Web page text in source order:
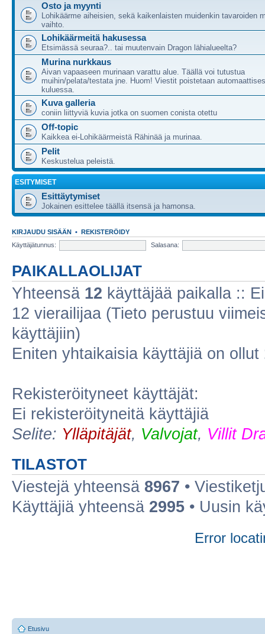
Osto ja myynti
Lohikäärme aiheisien, sekä kaikenlaisten muidenkin tavaroiden
vaihto.
Lohikäärmeitä hakusessa
Etsimässä seuraa?.. tai muutenvain Dragon lähialueelta?
Murina nurkkaus
Aivan vapaaseen murinaan varattu alue. Täällä voi tutustua
muihin/pelata/testata jne. Huom! Viestit poistetaan
kuluessa.
Kuva galleria
coniin liittyviä kuvia jotka on suomen conista otettu
Off-topic
Kaikkea ei-Lohikäärmeistä Rähinää ja murinaa.
Pelit
Keskustelua peleistä.
ESITYMISET
Esittäytymiset
Jokainen esittelee täällä itsensä ja hamonsa.
KIRJAUDU SISÄÄN • REKISTERÖIDY
Käyttäjätunnus:
Salasana:
PAIKALLAOLIJAT
Yhteensä 12 käyttäjää paikalla ::
12 vierailijaa (Tieto perustuu
käyttäjiin)
Eniten yhtaikaisia käyttäjiä on ollut
Rekisteröityneet käyttäjät:
Ei rekisteröityneitä käyttäjiä
Selite: Ylläpitäjät, Valvojat, Villit
TILASTOT
Viestejä yhteensä 8967 •
Käyttäjiä yhteensä 2995 • Uusin
Error
Etusivu